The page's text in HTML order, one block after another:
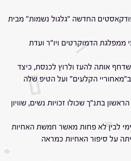
החדשה "גלגול נשמות" מבית
הדמוקרטים ויו"ר ועדת
אותה להעז ולרוץ לכנסת, כיצד
הקלעים" ועל הטיפ שלה
בתנ"ך שכולו זכויות נשים, שוויון
לבין לא פחות מאשר חמשת האחיות
על סיפור האחיות כמראה